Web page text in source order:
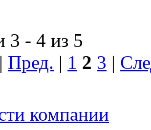
3 - 4 из 5
| Пред. | 1 2 3 |
компании